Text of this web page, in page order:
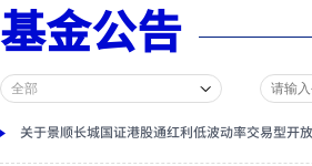
基金公告
关于景顺长城国证港股通红利低波动率交易型开